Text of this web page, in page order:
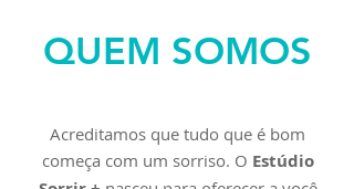
QUEM SOMOS
Acreditamos que tudo que é bom
começa com um sorriso. O Estúdio